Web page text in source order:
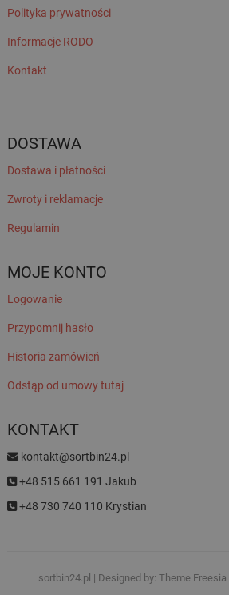
Polityka prywatności
Informacje RODO
Kontakt
DOSTAWA
Dostawa i płatności
Zwroty i reklamacje
Regulamin
MOJE KONTO
Logowanie
Przypomnij hasło
Historia zamówień
Odstąp od umowy tutaj
KONTAKT
kontakt@sortbin24.pl
+48 515 661 191 Jakub
+48 730 740 110 Krystian
sortbin24.pl | Designed by: Theme Freesia